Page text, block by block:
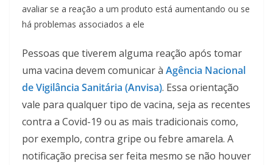
avaliar se a reação a um produto está aumentando ou se
há problemas associados a ele
Pessoas que tiverem alguma reação após tomar
uma vacina devem comunicar à Agência Nacional
de Vigilância Sanitária (Anvisa). Essa orientação
vale para qualquer tipo de vacina, seja as recentes
contra a Covid-19 ou as mais tradicionais como,
por exemplo, contra gripe ou febre amarela. A
notificação precisa ser feita mesmo se não houver